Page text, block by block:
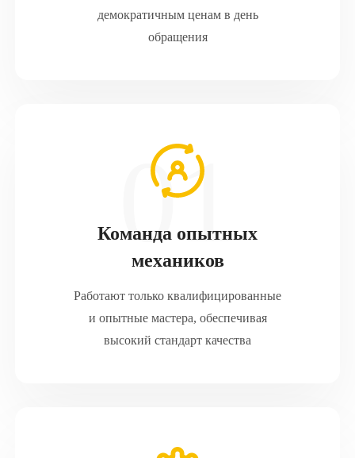
демократичным ценам в день
обращения
Команда опытных
механиков
Работают только квалифицированные
и опытные мастера, обеспечивая
высокий стандарт качества